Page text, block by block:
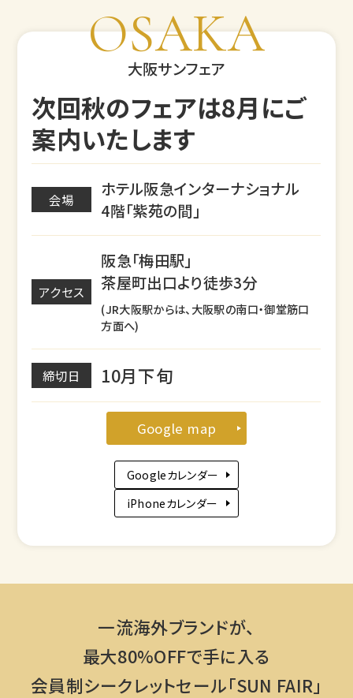
OSAKA
大阪サンフェア
次回秋のフェアは8月にご
案内いたします
会場
ホテル阪急インターナショナル
4階「紫苑の間」
アクセス
阪急「梅田駅」
茶屋町出口より徒歩3分
(JR大阪駅からは、大阪駅の南口・御堂筋口
方面へ)
締切日 10月下旬
Google map
Googleカレンダー
iPhoneカレンダー
一流海外ブランドが、
最大80%OFFで手に入る
会員制シークレットセール「SUN FAIR」